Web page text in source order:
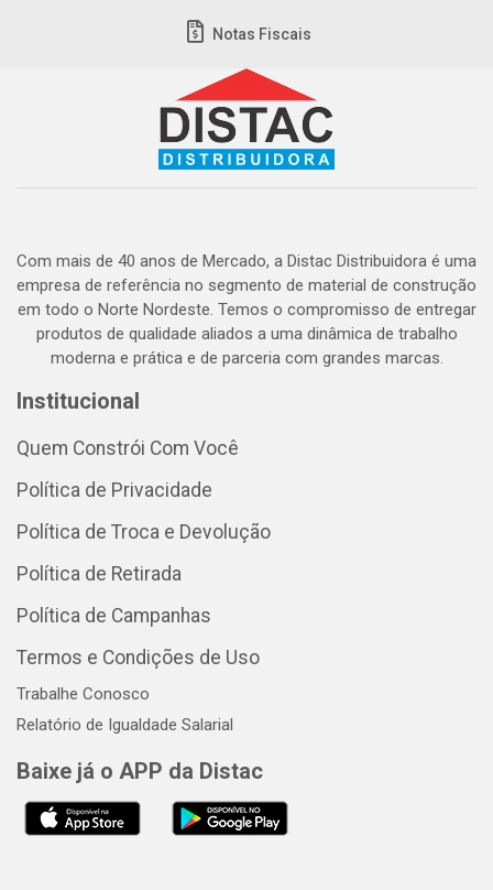
Notas Fiscais
Com mais de 40 anos de Mercado, a Distac Distribuidora é uma
empresa de referência no segmento de material de construção
em todo o Norte Nordeste. Temos o compromisso de entregar
produtos de qualidade aliados a uma dinâmica de trabalho
moderna e prática e de parceria com grandes marcas.
Institucional
Quem Constrói Com Você
Política de Privacidade
Política de Troca e Devolução
Política de Retirada
Política de Campanhas
Termos e Condições de Uso
Trabalhe Conosco
Relatório de Igualdade Salarial
Baixe já o APP da Distac